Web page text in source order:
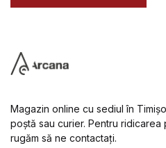
Magazin online cu sediul în
poștă sau curier. Pentru
rugăm să ne contactați.